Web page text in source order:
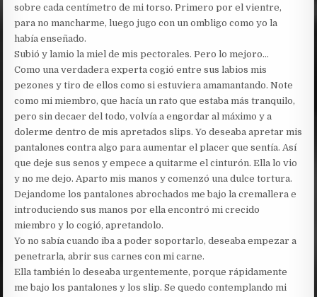
sobre cada centímetro de mi torso. Primero por el vientre,
para no mancharme, luego jugo con un ombligo como yo la
había enseñado.
Subió y lamio la miel de mis pectorales. Pero lo mejoro…
Como una verdadera experta cogió entre sus labios mis
pezones y tiro de ellos como si estuviera amamantando. Note
como mi miembro, que hacía un rato que estaba más tranquilo,
pero sin decaer del todo, volvía a engordar al máximo y a
dolerme dentro de mis apretados slips. Yo deseaba apretar mis
pantalones contra algo para aumentar el placer que sentía. Así
que deje sus senos y empece a quitarme el cinturón. Ella lo vio
y no me dejo. Aparto mis manos y comenzó una dulce tortura.
Dejandome los pantalones abrochados me bajo la cremallera e
introduciendo sus manos por ella encontró mi crecido
miembro y lo cogió, apretandolo.
Yo no sabía cuando iba a poder soportarlo, deseaba empezar a
penetrarla, abrir sus carnes con mi carne.
Ella también lo deseaba urgentemente, porque rápidamente
me bajo los pantalones y los slip. Se quedo contemplando mi